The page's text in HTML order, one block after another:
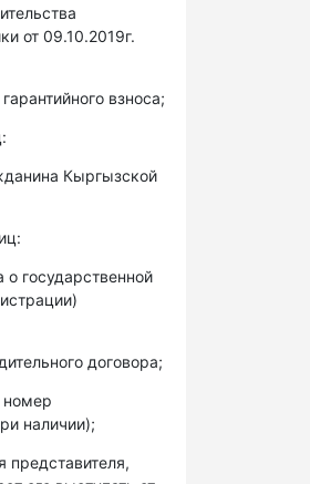
от 09.10.2019г.
взноса;
Кыргызской
о государственной
договора;
номер
наличии);
представителя,